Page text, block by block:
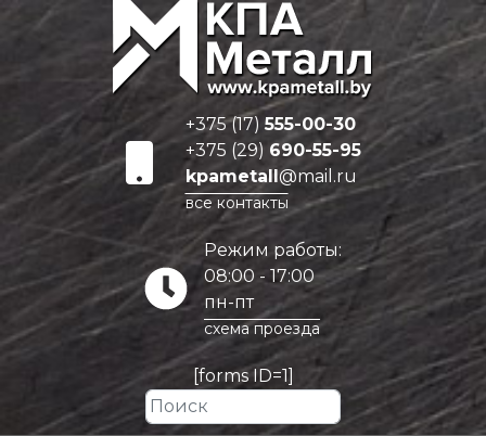
+375 (17)555-00-30
+375 (29) 690-55-95
kpametall@mail.ru
все контакты
Режим работы:
08:00 - 17:00
пн-пт
схема проезда
[forms ID=1]